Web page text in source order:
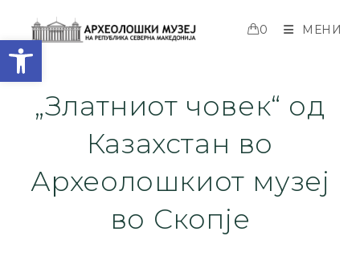
Open toolbar
0 МЕНИ
„Златниот човек“ од
Казахстан во
Археолошкиот музеј
во Скопјe